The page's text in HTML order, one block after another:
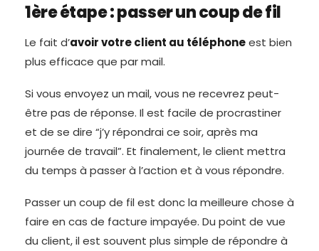
1ère étape : passer un coup de fil
Le fait d’avoir votre client au téléphoneest bien
plus efficace que par mail.
Si vous envoyez un mail, vous ne recevrez peut-
être pas de réponse. Il est facile de procrastiner
et de se dire “j’y répondrai ce soir, après ma
journée de travail”. Et finalement, le client mettra
du temps à passer à l’action et à vous répondre.
Passer un coup de fil est donc la meilleure chose à
faire en cas de facture impayée. Du point de vue
du client, il est souvent plus simple de répondre à